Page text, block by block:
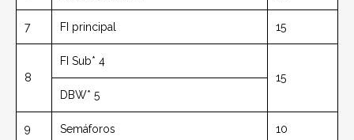
7 FI principal 15
8
FI Sub* 4
15
DBW* 5
9 Semáforos 10